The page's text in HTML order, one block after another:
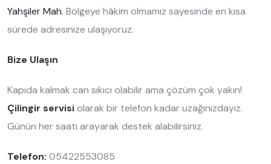
Yahşiler Mah. Bölgeye hâkim olmamız sayesinde en kısa
sürede adresinize ulaşıyoruz.
Bize Ulaşın
Kapıda kalmak can sıkıcı olabilir ama çözüm çok yakın!
Çilingir servisiolarak bir telefon kadar uzağınızdayız.
Günün her saati arayarak destek alabilirsiniz.
Telefon: 05422553085